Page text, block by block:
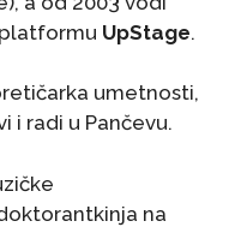
UpStage.
umetnosti,
i radi u Pančevu.
na